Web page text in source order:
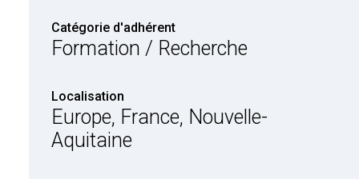
Catégorie d'adhérent
Formation / Recherche
Localisation
Europe, France, Nouvelle-
Aquitaine